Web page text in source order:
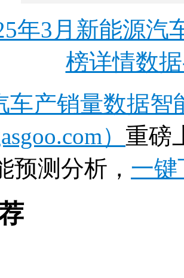
年3月新能源汽
榜详情数
车产销量数据
） 重磅
预测分析， 一键